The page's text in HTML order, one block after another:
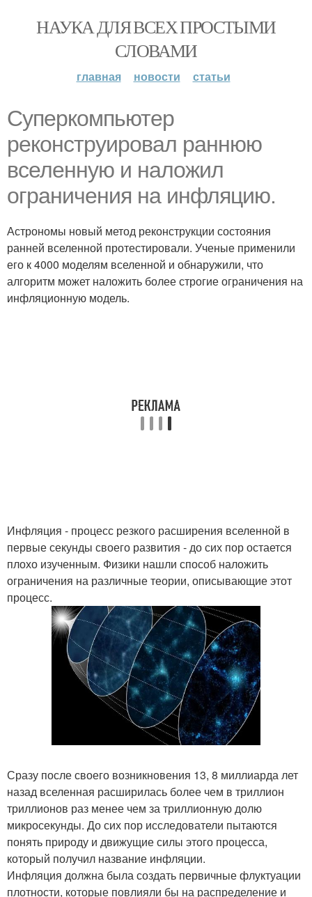
НАУКА ДЛЯ ВСЕХ ПРОСТЫМИ
СЛОВАМИ
главная новости статьи
Суперкомпьютер
реконструировал раннюю
вселенную и наложил
ограничения на инфляцию.
Астрономы новый метод реконструкции состояния
ранней вселенной протестировали. Ученые применили
его к 4000 моделям вселенной и обнаружили, что
алгоритм может наложить более строгие ограничения на
инфляционную модель.
Инфляция - процесс резкого расширения вселенной в
первые секунды своего развития - до сих пор остается
плохо изученным. Физики нашли способ наложить
ограничения на различные теории, описывающие этот
процесс.
Сразу после своего возникновения 13, 8 миллиарда лет
назад вселенная расширилась более чем в триллион
триллионов раз менее чем за триллионную долю
микросекунды. До сих пор исследователи пытаются
понять природу и движущие силы этого процесса,
который получил название инфляции.
Инфляция должна была создать первичные флуктуации
плотности, которые повлияли бы на распределение и